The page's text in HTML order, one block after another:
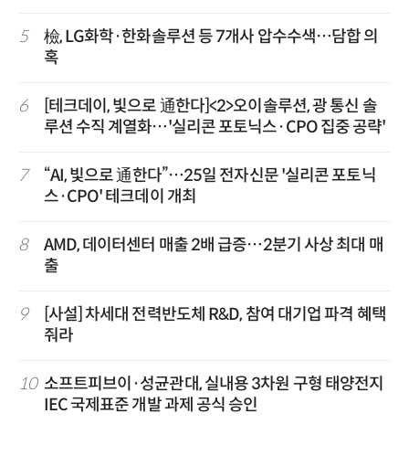
5
檢, LG화학·한화솔루션 등 7개사 압수수색…담합 의
혹
6
[테크데이, 빛으로 通한다]<2>오이솔루션, 광 통신 솔
루션 수직 계열화…'실리콘 포토닉스·CPO 집중 공략'
7
“AI, 빛으로 通한다”…25일 전자신문 '실리콘 포토닉
스·CPO' 테크데이 개최
8
AMD, 데이터센터 매출 2배 급증…2분기 사상 최대 매
출
9
[사설] 차세대 전력반도체 R&D, 참여 대기업 파격 혜택
줘라
10 소프트피브이·성균관대, 실내용 3차원 구형 태양전지
IEC 국제표준 개발 과제 공식 승인